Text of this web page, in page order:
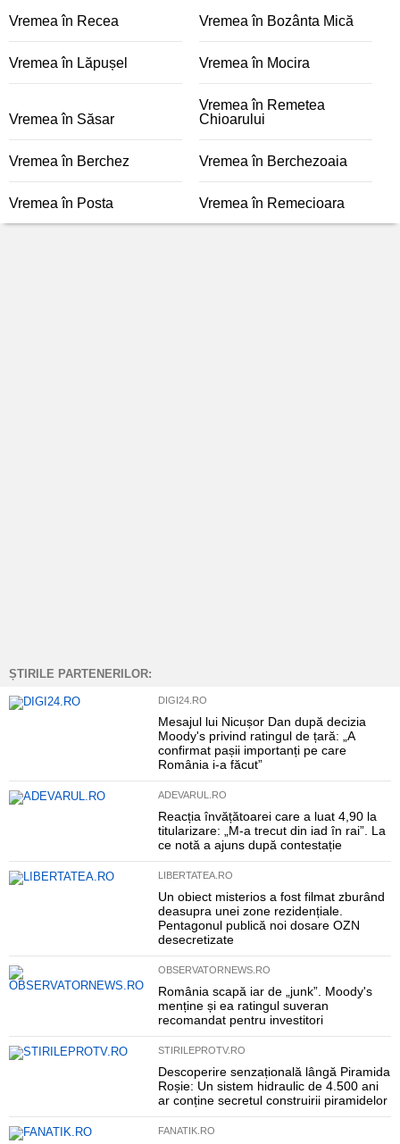
Vremea în Recea Vremea în Bozânta Mică
Vremea în Lăpușel Vremea în Mocira
Vremea în Săsar
Vremea în Remetea
Chioarului
Vremea în Berchez Vremea în Berchezoaia
Vremea în Posta Vremea în Remecioara
ȘTIRILE PARTENERILOR:
DIGI24.RO
Mesajul lui Nicușor Dan după decizia
Moody's privind ratingul de țară: „A
confirmat pașii importanți pe care
România i-a făcut”
ADEVARUL.RO
Reacția învățătoarei care a luat 4,90 la
titularizare: „M-a trecut din iad în rai”. La
ce notă a ajuns după contestație
LIBERTATEA.RO
Un obiect misterios a fost filmat zburând
deasupra unei zone rezidențiale.
Pentagonul publică noi dosare OZN
desecretizate
OBSERVATORNEWS.RO
România scapă iar de „junk”. Moody's
menține și ea ratingul suveran
recomandat pentru investitori
STIRILEPROTV.RO
Descoperire senzațională lângă Piramida
Roșie: Un sistem hidraulic de 4.500 ani
ar conține secretul construirii piramidelor
FANATIK.RO